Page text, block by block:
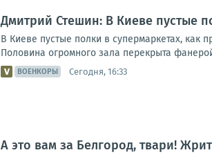
Дмитрий Стешин: В Киеве пустые
В Киеве пустые полки в супермаркетах, как
Половина огромного зала перекрыта
ВОЕНКОРЫ Сегодня, 16:33
А это вам за Белгород, твари!